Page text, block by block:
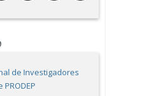
de Investigadores